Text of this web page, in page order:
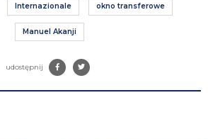
Internazionale okno transferowe
Manuel Akanji
udostępnij